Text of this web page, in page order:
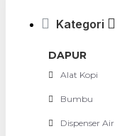
Kategori
DAPUR
Alat Kopi
Bumbu
Dispenser Air